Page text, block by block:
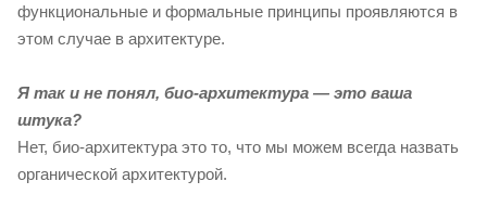
функциональные и формальные принципы проявляются в
этом случае в архитектуре.
Я так и не понял, био-архитектура — это ваша
штука?
Нет, био-архитектура это то, что мы можем всегда назвать
органической архитектурой.